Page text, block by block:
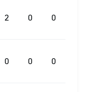
2 0 0
0 0 0